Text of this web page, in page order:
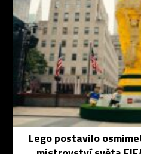
Lego postavilo